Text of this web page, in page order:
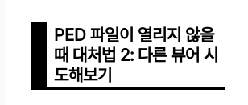
PED 파일이 열리지 않을
때 대처법 2: 다른 뷰어 시
도해보기